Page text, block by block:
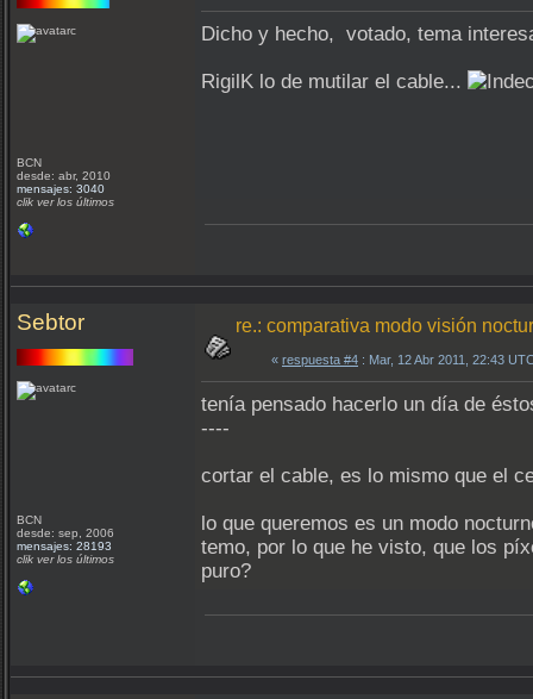
BCN
desde: abr, 2010
mensajes: 3040
clik ver los últimos
Dicho y hecho, votado, tema
RigilK lo de mutilar el cable...
Sebtor
BCN
desde: sep, 2006
mensajes: 28193
clik ver los últimos
re.: comparativa modo visión
« respuesta #4 : Mar, 12 Abr 2011, 22:43
tenía pensado hacerlo un día de
----
cortar el cable, es lo mismo que el
lo que queremos es un modo
temo, por lo que he visto, que los
puro?